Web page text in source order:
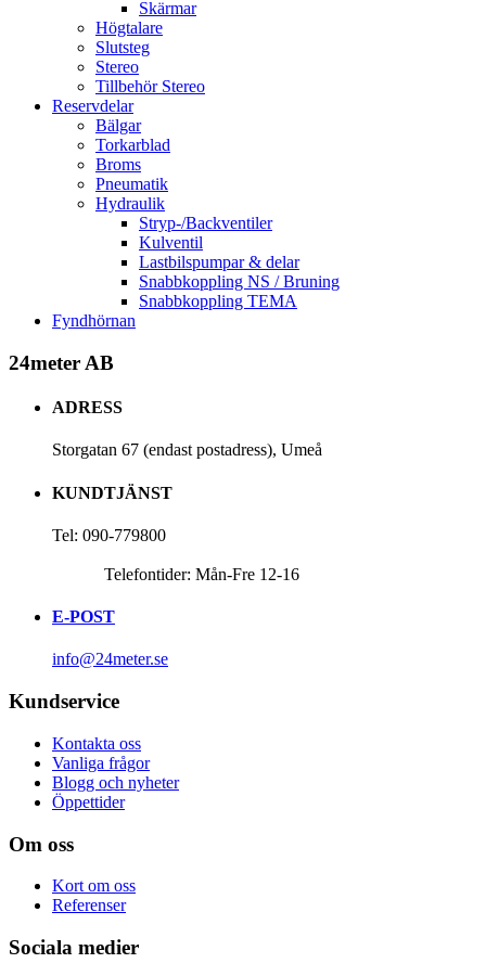
Skärmar
Högtalare
Slutsteg
Stereo
Tillbehör Stereo
Reservdelar
Bälgar
Torkarblad
Broms
Pneumatik
Hydraulik
Stryp-/Backventiler
Kulventil
Lastbilspumpar & delar
Snabbkoppling NS / Bruning
Snabbkoppling TEMA
Fyndhörnan
24meter AB
ADRESS
Storgatan 67 (endast postadress), Umeå
KUNDTJÄNST
Tel: 090-779800
Telefontider: Mån-Fre 12-16
E-POST
info@24meter.se
Kundservice
Kontakta oss
Vanliga frågor
Blogg och nyheter
Öppettider
Om oss
Kort om oss
Referenser
Sociala medier